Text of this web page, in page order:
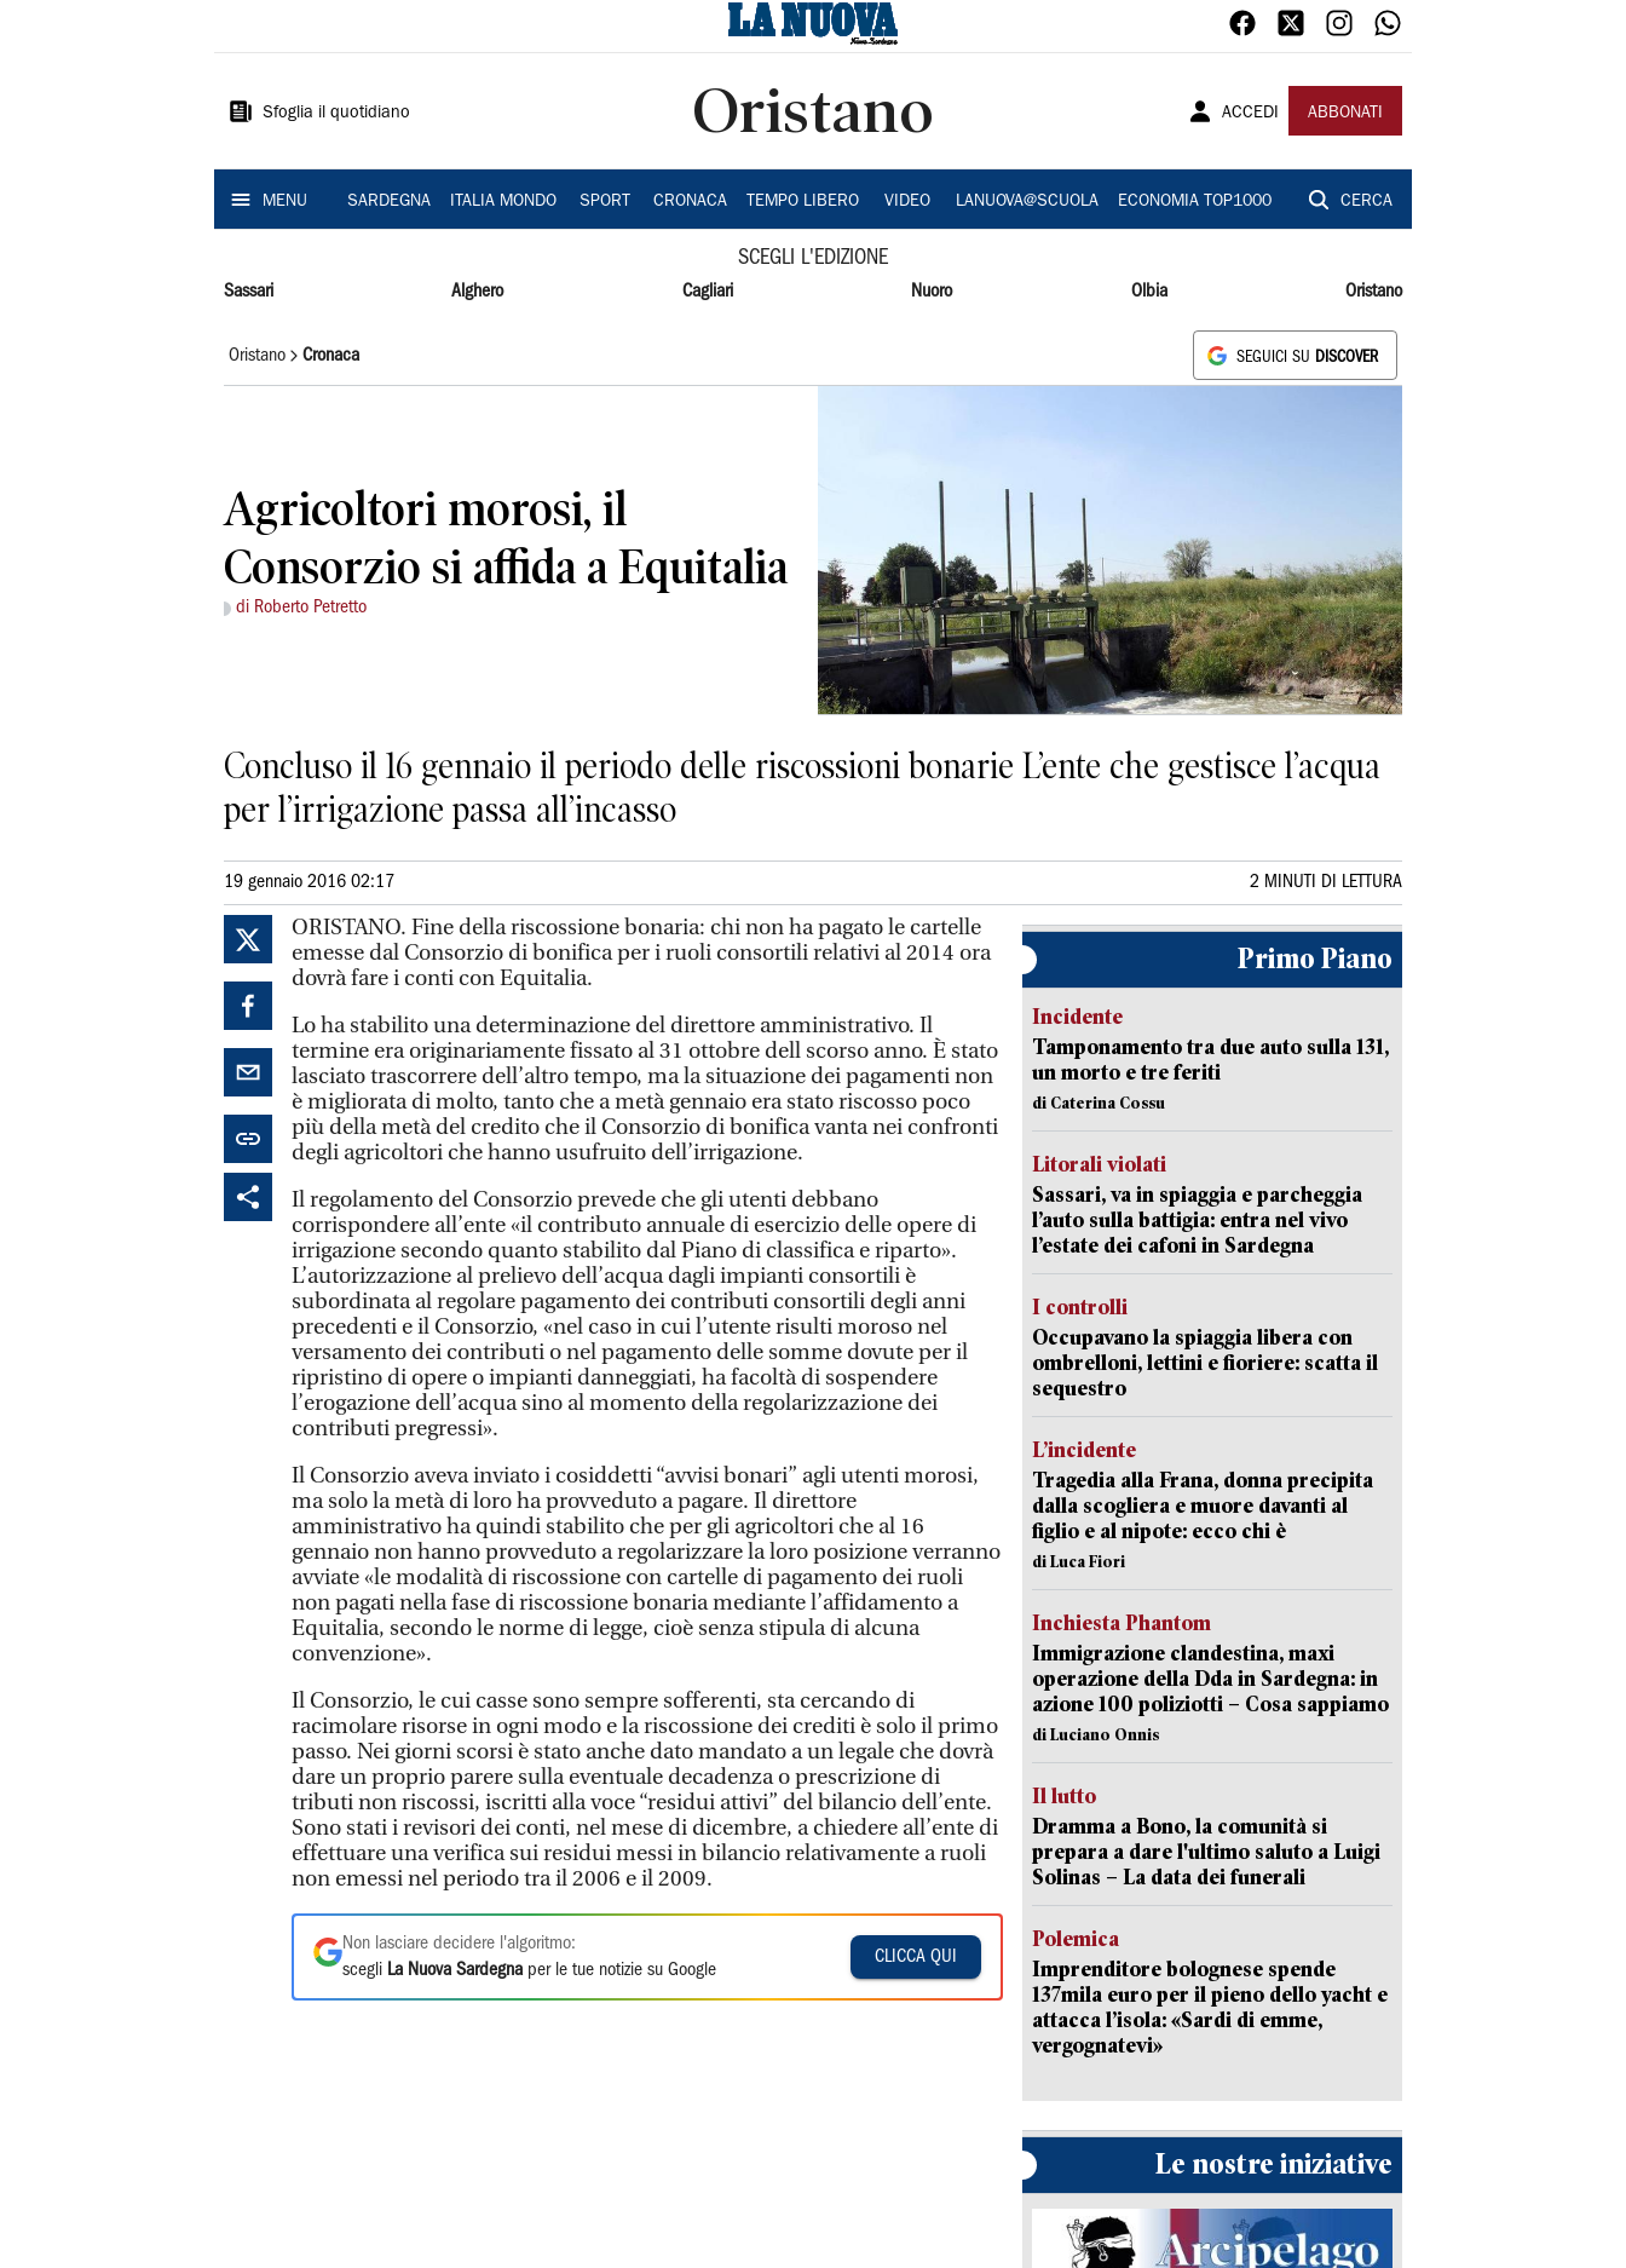
Sardegna
Sfoglia il quotidiano Oristano ACCEDI ABBONATI
MENU SARDEGNA ITALIA MONDO SPORT CRONACA TEMPO LIBERO VIDEO LANUOVA@SCUOLA ECONOMIA TOP1000 CERCA
SCEGLI L'EDIZIONE
Sassari Alghero Cagliari Nuoro Olbia Oristano
Oristano Cronaca SEGUICI SU DISCOVER
Agricoltori morosi, il
Consorzio si affida a Equitalia
di Roberto Petretto
Concluso il 16 gennaio il periodo delle riscossioni bonarie L’ente che gestisce l’acqua
per l’irrigazione passa all’incasso
19 gennaio 2016 02:17 2 MINUTI DI LETTURA
ORISTANO. Fine della riscossione bonaria: chi non ha pagato le cartelle
emesse dal Consorzio di bonifica per i ruoli consortili relativi al 2014 ora
dovrà fare i conti con Equitalia.
Lo ha stabilito una determinazione del direttore amministrativo. Il
termine era originariamente fissato al 31 ottobre dell scorso anno. È stato
lasciato trascorrere dell’altro tempo, ma la situazione dei pagamenti non
è migliorata di molto, tanto che a metà gennaio era stato riscosso poco
più della metà del credito che il Consorzio di bonifica vanta nei confronti
degli agricoltori che hanno usufruito dell’irrigazione.
Il regolamento del Consorzio prevede che gli utenti debbano
corrispondere all’ente «il contributo annuale di esercizio delle opere di
irrigazione secondo quanto stabilito dal Piano di classifica e riparto».
L’autorizzazione al prelievo dell’acqua dagli impianti consortili è
subordinata al regolare pagamento dei contributi consortili degli anni
precedenti e il Consorzio, «nel caso in cui l’utente risulti moroso nel
versamento dei contributi o nel pagamento delle somme dovute per il
ripristino di opere o impianti danneggiati, ha facoltà di sospendere
l’erogazione dell’acqua sino al momento della regolarizzazione dei
contributi pregressi».
Il Consorzio aveva inviato i cosiddetti “avvisi bonari” agli utenti morosi,
ma solo la metà di loro ha provveduto a pagare. Il direttore
amministrativo ha quindi stabilito che per gli agricoltori che al 16
gennaio non hanno provveduto a regolarizzare la loro posizione verranno
avviate «le modalità di riscossione con cartelle di pagamento dei ruoli
non pagati nella fase di riscossione bonaria mediante l’affidamento a
Equitalia, secondo le norme di legge, cioè senza stipula di alcuna
convenzione».
Il Consorzio, le cui casse sono sempre sofferenti, sta cercando di
racimolare risorse in ogni modo e la riscossione dei crediti è solo il primo
passo. Nei giorni scorsi è stato anche dato mandato a un legale che dovrà
dare un proprio parere sulla eventuale decadenza o prescrizione di
tributi non riscossi, iscritti alla voce “residui attivi” del bilancio dell’ente.
Sono stati i revisori dei conti, nel mese di dicembre, a chiedere all’ente di
effettuare una verifica sui residui messi in bilancio relativamente a ruoli
non emessi nel periodo tra il 2006 e il 2009.
Non lasciare decidere l'algoritmo:
scegli La Nuova Sardegna per le tue notizie su Google
CLICCA QUI
Primo Piano
Incidente
Tamponamento tra due auto sulla 131,
un morto e tre feriti
di Caterina Cossu
Litorali violati
Sassari, va in spiaggia e parcheggia
l’auto sulla battigia: entra nel vivo
l’estate dei cafoni in Sardegna
I controlli
Occupavano la spiaggia libera con
ombrelloni, lettini e fioriere: scatta il
sequestro
L’incidente
Tragedia alla Frana, donna precipita
dalla scogliera e muore davanti al
figlio e al nipote: ecco chi è
di Luca Fiori
Inchiesta Phantom
Immigrazione clandestina, maxi
operazione della Dda in Sardegna: in
azione 100 poliziotti – Cosa sappiamo
di Luciano Onnis
Il lutto
Dramma a Bono, la comunità si
prepara a dare l'ultimo saluto a Luigi
Solinas – La data dei funerali
Polemica
Imprenditore bolognese spende
137mila euro per il pieno dello yacht e
attacca l’isola: «Sardi di emme,
vergognatevi»
Le nostre iniziative